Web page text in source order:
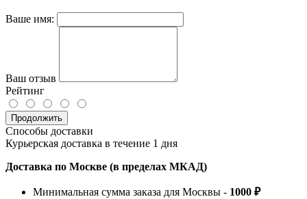
Ваше имя:
Ваш отзыв
Рейтинг
Продолжить
Способы доставки
Курьерская доставка в течение 1 дня
Доставка по Москве (в пределах МКАД)
Минимальная сумма заказа для Москвы - 1000 ₽